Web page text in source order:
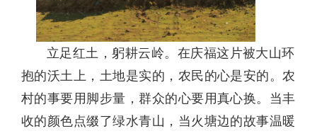
立足红土，躬耕云岭。在庆福这片被大山环
抱的沃土上，土地是实的，农民的心是安的。农
村的事要用脚步量，群众的心要用真心换。当丰
收的颜色点缀了绿水青山，当火塘边的故事温暖